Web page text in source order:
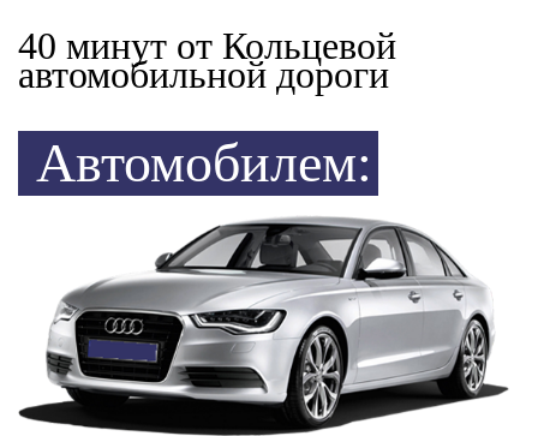
40 минут от Кольцевой
автомобильной дороги
Автомобилем: